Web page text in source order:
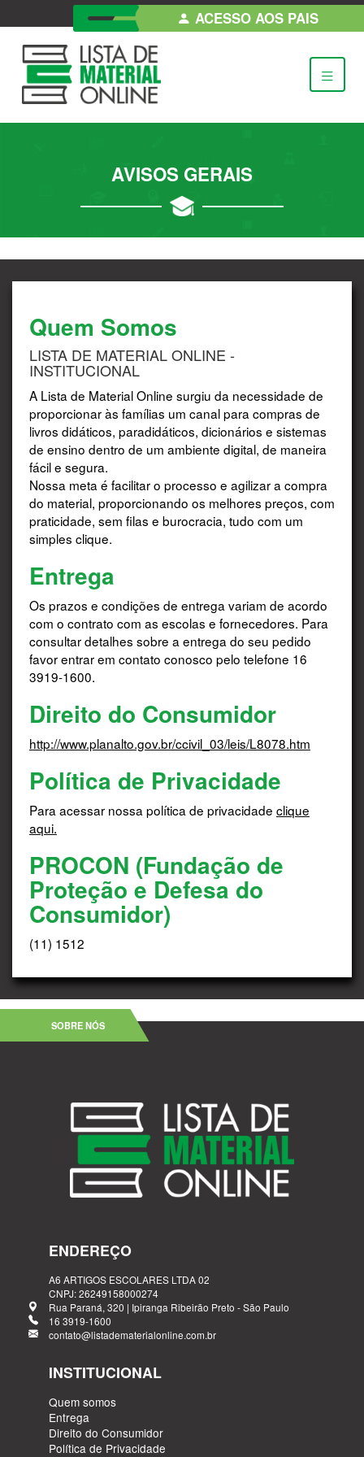
ACESSO AOS PAIS
AVISOS GERAIS
Quem Somos
LISTA DE MATERIAL ONLINE -
INSTITUCIONAL
A Lista de Material Online surgiu da necessidade de
proporcionar às famílias um canal para compras de
livros didáticos, paradidáticos, dicionários e sistemas
de ensino dentro de um ambiente digital, de maneira
fácil e segura.
Nossa meta é facilitar o processo e agilizar a compra
do material, proporcionando os melhores preços, com
praticidade, sem filas e burocracia, tudo com um
simples clique.
Entrega
Os prazos e condições de entrega variam de acordo
com o contrato com as escolas e fornecedores. Para
consultar detalhes sobre a entrega do seu pedido
favor entrar em contato conosco pelo telefone 16
3919-1600.
Direito do Consumidor
http://www.planalto.gov.br/ccivil_03/leis/L8078.htm
Política de Privacidade
Para acessar nossa política de privacidade clique
aqui.
PROCON (Fundação de
Proteção e Defesa do
Consumidor)
(11) 1512
SOBRE NÓS
ENDEREÇO
A6 ARTIGOS ESCOLARES LTDA 02
CNPJ: 26249158000274
Rua Paraná, 320 | Ipiranga Ribeirão Preto - São Paulo
16 3919-1600
contato@listadematerialonline.com.br
INSTITUCIONAL
Quem somos
Entrega
Direito do Consumidor
Política de Privacidade